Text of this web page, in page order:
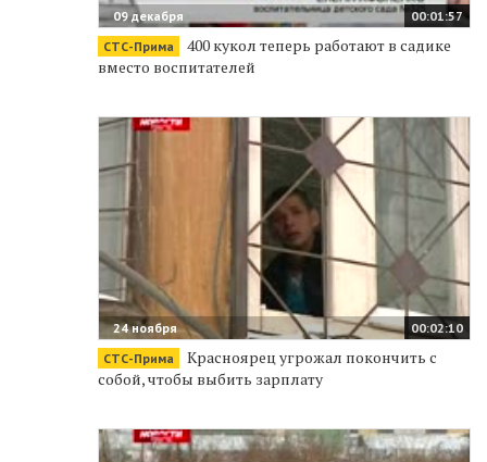
00:01:57
09 декабря
СТС-Прима
400 кукол теперь работают в садике
вместо воспитателей
00:02:10
24 ноября
СТС-Прима
Красноярец угрожал покончить с
собой, чтобы выбить зарплату